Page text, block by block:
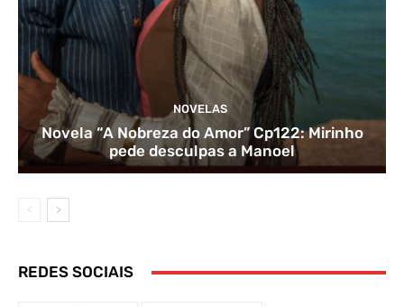
NOVELAS
Novela “A Nobreza do Amor” Cp122: Mirinho
pede desculpas a Manoel
REDES SOCIAIS